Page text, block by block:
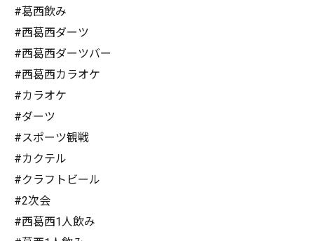
#葛西飲み
#西葛西ダーツ
#西葛西ダーツバー
#西葛西カラオケ
#カラオケ
#ダーツ
#スポーツ観戦
#カクテル
#クラフトビール
#2次会
#西葛西1人飲み